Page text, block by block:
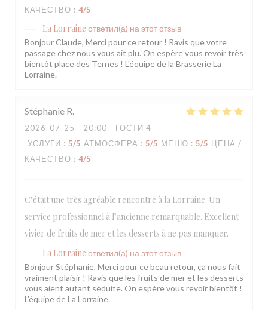
КАЧЕСТВО : 4/5
La Lorraine ответил(а) на этот отзыв
Bonjour Claude, Merci pour ce retour ! Ravis que votre
passage chez nous vous ait plu. On espère vous revoir très
bientôt place des Ternes ! L'équipe de la Brasserie La
Lorraine.
Stéphanie R
2026-07-25 - 20:00 - ГОСТИ 4
УСЛУГИ : 5/5 АТМОСФЕРА : 5/5 МЕНЮ : 5/5 ЦЕНА /
КАЧЕСТВО : 4/5
C’était une très agréable rencontre à la Lorraine. Un
service professionnel à l’ancienne remarquable. Excellent
vivier de fruits de mer et les desserts à ne pas manquer.
La Lorraine ответил(а) на этот отзыв
Bonjour Stéphanie, Merci pour ce beau retour, ça nous fait
vraiment plaisir ! Ravis que les fruits de mer et les desserts
vous aient autant séduite. On espère vous revoir bientôt !
L'équipe de La Lorraine.